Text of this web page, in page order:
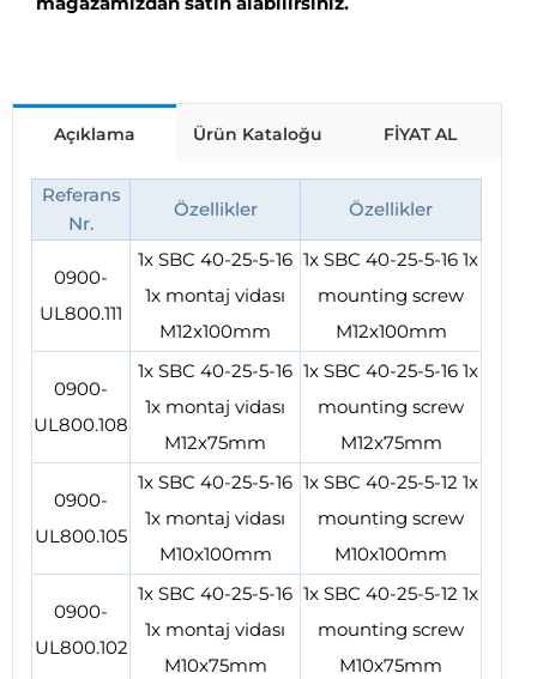
Açıklama Ürün Kataloğu FİYAT AL
Referans
Nr.
Özellikler Özellikler
0900-
UL800.111
1x SBC 40-25-5-16
1x montaj vidası
M12x100mm
1x SBC 40-25-5-16 1x
mounting screw
M12x100mm
0900-
UL800.108
1x SBC 40-25-5-16
1x montaj vidası
M12x75mm
1x SBC 40-25-5-16 1x
mounting screw
M12x75mm
0900-
UL800.105
1x SBC 40-25-5-16
1x montaj vidası
M10x100mm
1x SBC 40-25-5-12 1x
mounting screw
M10x100mm
0900-
UL800.102
1x SBC 40-25-5-16
1x montaj vidası
M10x75mm
1x SBC 40-25-5-12 1x
mounting screw
M10x75mm